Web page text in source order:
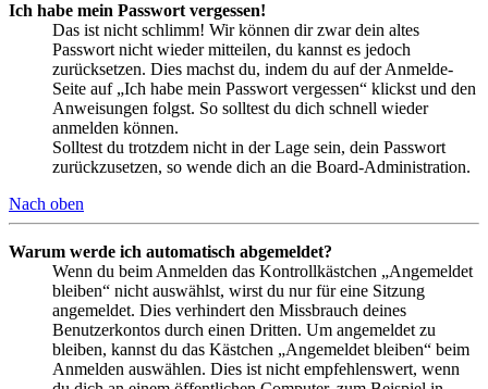
Ich habe mein Passwort vergessen!
Das ist nicht schlimm! Wir können dir zwar dein altes
Passwort nicht wieder mitteilen, du kannst es jedoch
zurücksetzen. Dies machst du, indem du auf der Anmelde-
Seite auf „Ich habe mein Passwort vergessen“ klickst und den
Anweisungen folgst. So solltest du dich schnell wieder
anmelden können.
Solltest du trotzdem nicht in der Lage sein, dein Passwort
zurückzusetzen, so wende dich an die Board-Administration.
Nach oben
Warum werde ich automatisch abgemeldet?
Wenn du beim Anmelden das Kontrollkästchen „Angemeldet
bleiben“ nicht auswählst, wirst du nur für eine Sitzung
angemeldet. Dies verhindert den Missbrauch deines
Benutzerkontos durch einen Dritten. Um angemeldet zu
bleiben, kannst du das Kästchen „Angemeldet bleiben“ beim
Anmelden auswählen. Dies ist nicht empfehlenswert, wenn